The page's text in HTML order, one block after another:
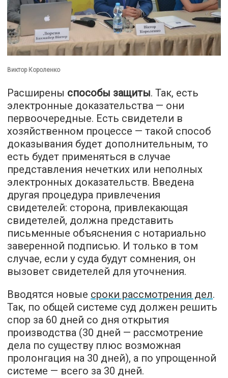
Виктор Короленко
Расширены способы защиты. Так, есть
электронные доказательства — они
первоочередные. Есть свидетели в
хозяйственном процессе — такой способ
доказывания будет дополнительным, то
есть будет применяться в случае
представления нечетких или неполных
электронных доказательств. Введена
другая процедура привлечения
свидетелей: сторона, привлекающая
свидетелей, должна представить
письменные объяснения с нотариально
заверенной подписью. И только в том
случае, если у суда будут сомнения, он
вызовет свидетелей для уточнения.
Вводятся новые сроки рассмотрения дел.
Так, по общей системе суд должен решить
спор за 60 дней со дня открытия
производства (30 дней — рассмотрение
дела по существу плюс возможная
пролонгация на 30 дней), а по упрощенной
системе — всего за 30 дней.